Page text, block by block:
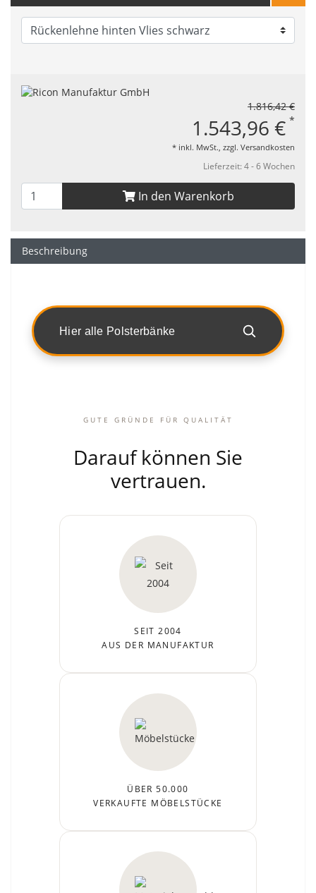
1.816,42 €
1.543,96 € *
* inkl. MwSt., zzgl. Versandkosten
Lieferzeit: 4 - 6 Wochen
In den Warenkorb
Beschreibung
Hier alle Polsterbänke
GUTE GRÜNDE FÜR QUALITÄT
Darauf können Sie
vertrauen.
SEIT 2004
AUS DER MANUFAKTUR
ÜBER 50.000
VERKAUFTE MÖBELSTÜCKE